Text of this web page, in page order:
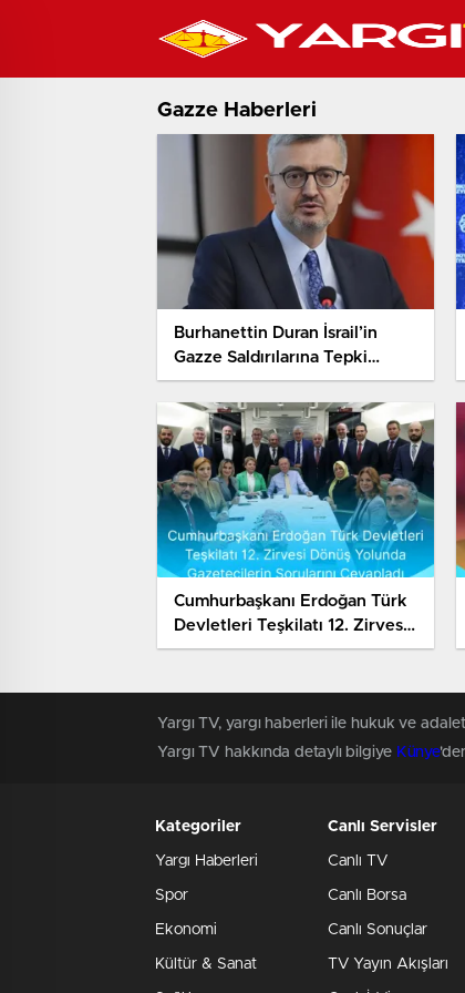
Gazze Haberleri
Burhanettin Duran İsrail’in
Gazze Saldırılarına Tepki
Gösterdi. Barış Çabalarının
Bilinçli Şekilde Sabote
Edildiğini Söyledi
Cumhurbaşkanı Erdoğan Türk
Devletleri Teşkilatı 12. Zirvesi
Dönüş Yolunda Gazetecilerin
Yargı TV, yargı haberleri ile hukuk ve
Yargı TV hakkında detaylı bilgiye Künye
Kategoriler
Yargı Haberleri
Spor
Ekonomi
Kültür & Sanat
Canlı Servisler
Canlı TV
Canlı Borsa
Canlı Sonuçlar
TV Yayın Akışları